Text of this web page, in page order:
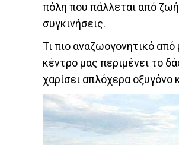
πόλη που πάλλεται από
συγκινήσεις.
Τι πιο αναζωογονητικό
κέντρο μας περιμένει το
χαρίσει απλόχερα οξυγόνο